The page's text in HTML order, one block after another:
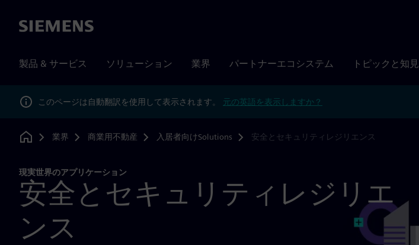
Siemens
製品 & サービス ソリューション 業界 パートナーエコシステム トピックと知見
このページは自動翻訳を使用して表示されます。 元の英語を表示しますか？
Home
業界 商業用不動産 入居者向けSolutions 安全とセキュリティレジリエンス
現実世界のアプリケーション
安全とセキュリティレジリエ
ンス